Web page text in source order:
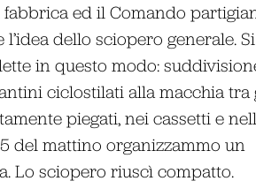
fabbrica ed il Comando
l’idea dello sciopero generale. Si
in questo modo:
ciclostilati alla macchia tra
piegati, nei cassetti e
del mattino organizzammo un
Lo sciopero riuscì compatto.